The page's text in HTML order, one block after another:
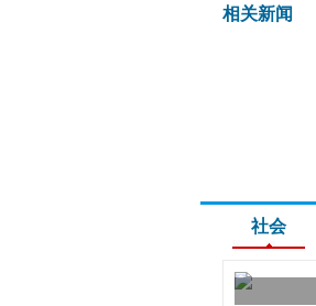
相关新闻
社会